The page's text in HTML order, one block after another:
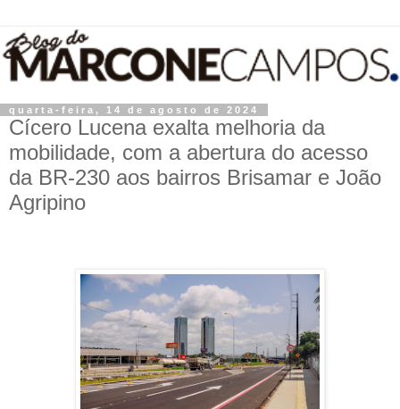
quarta-feira, 14 de agosto de 2024
Cícero Lucena exalta melhoria da
mobilidade, com a abertura do acesso
da BR-230 aos bairros Brisamar e João
Agripino